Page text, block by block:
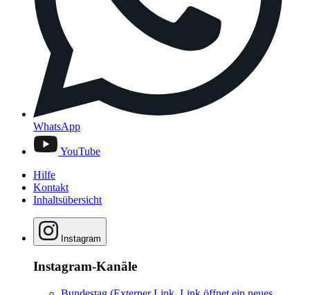
WhatsApp
YouTube
Hilfe
Kontakt
Inhaltsübersicht
Instagram
Instagram-Kanäle